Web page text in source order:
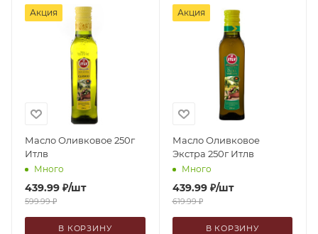
Акция
Масло Оливковое 250г
Итлв
Много
439.99 ₽/шт
599.99₽
В КОРЗИНУ
Акция
Масло Оливковое
Экстра 250г Итлв
Много
439.99₽/шт
619.99₽
В КОРЗИНУ